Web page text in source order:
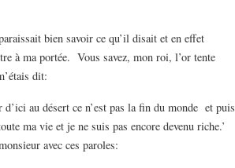
bien savoir ce qu’il disait et en effet
à ma portée. Vous savez, mon roi, l’or tente
dit:
au désert ce n’est pas la fin du monde et puis
ma vie et je ne suis pas encore devenu riche.’
avec ces paroles: